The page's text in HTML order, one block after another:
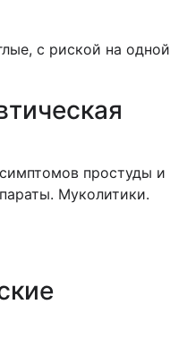
с риской на одной
простуды и
Муколитики.